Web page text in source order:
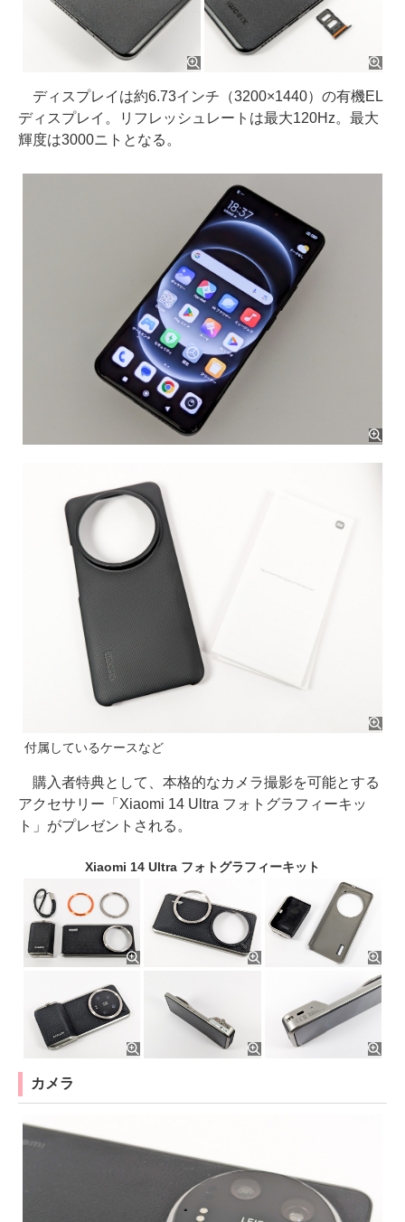
ディスプレイは約6.73インチ（3200×1440）の有機EL
ディスプレイ。リフレッシュレートは最大120Hz。最大
輝度は3000ニトとなる。
付属しているケースなど
購入者特典として、本格的なカメラ撮影を可能とする
アクセサリー「Xiaomi 14 Ultra フォトグラフィーキッ
ト」がプレゼントされる。
Xiaomi 14 Ultra フォトグラフィーキット
カメラ